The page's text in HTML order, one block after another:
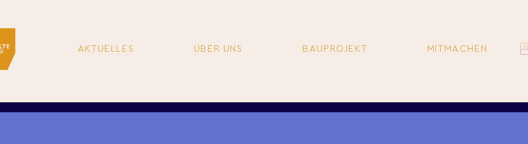
AKTUELLES ÜBER UNS BAUPROJEKT MITMACHEN